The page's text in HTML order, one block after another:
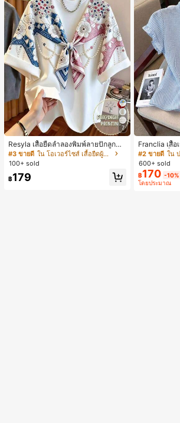
7
Resyla เสื้อยืดลำลองพิมพ์ลายปักลูกปัด
รูปโบว์ขนาดใหญ่สำหรับผู้หญิง
#3 ขายดี
ใน โอเวอร์ไซส์ เสื้อยืดผู้หญิง
100+ sold
฿179
Franclia เสื้
ยกระดุมเดี่ย
#2 ขายดี
600+ sold
฿170 -10%
โดยประมาณ